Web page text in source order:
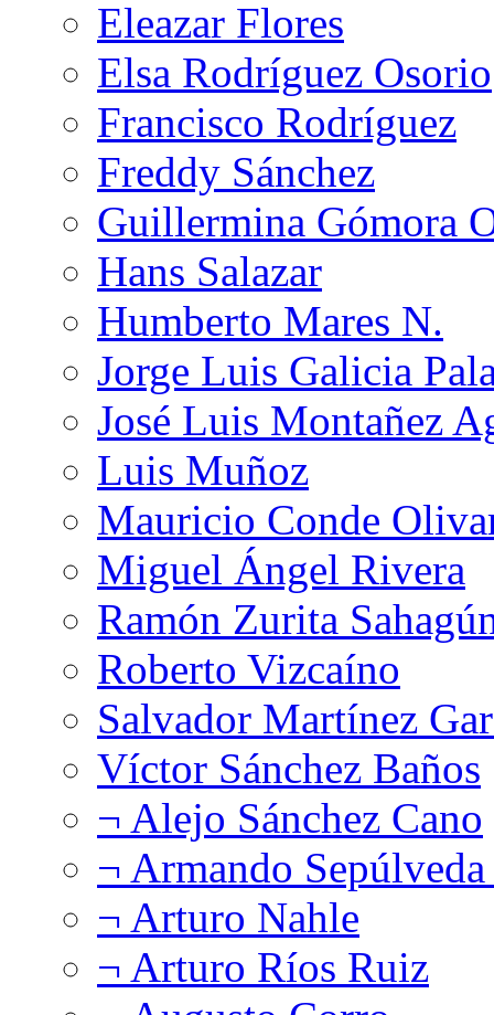
Eleazar Flores
Elsa Rodríguez Osorio
Francisco Rodríguez
Freddy Sánchez
Guillermina Gómora
Hans Salazar
Humberto Mares N.
Jorge Luis Galicia
José Luis Montañez
Luis Muñoz
Mauricio Conde
Miguel Ángel Rivera
Ramón Zurita
Roberto Vizcaíno
Salvador Martínez
Víctor Sánchez Baños
¬ Alejo Sánchez Cano
¬ Armando
¬ Arturo Nahle
¬ Arturo Ríos Ruiz